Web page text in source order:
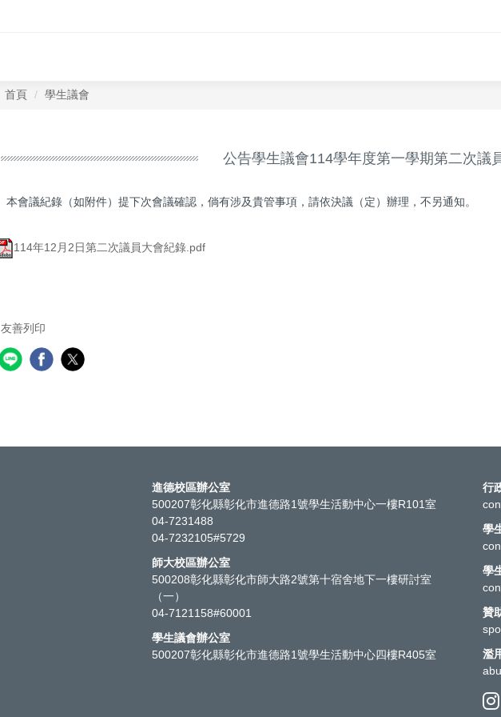
首頁 學生議會
公告學生議會114學年度第一學期第二次議
本會議紀錄（如附件）提下次會議確認，倘有涉及貴管事項，請依決議（定）辦理，不另通知。
114年12月2日第二次議員大會紀錄.pdf
友善列印
進德校區辦公室
500207彰化縣彰化市進德路1號學生活動中心一樓R101室
04-7231488
04-7232105#5729
師大校區辦公室
500208彰化縣彰化市師大路2號第十宿舍地下一樓研討室
（一）
04-7121158#60001
學生議會辦公室
500207彰化縣彰化市進德路1號學生活動中心四樓R405室
行
學
學
贊
濫